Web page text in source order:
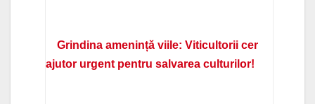
Grindina amenință viile: Viticultorii cer
ajutor urgent pentru salvarea culturilor!